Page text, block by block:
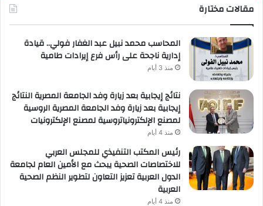
مقالات مختارة
المحاسب محمد نبيل عبد الغفار فولي.. قيادة
إدارية ناجحة على رأس فرع إيرادات طامية
منذ 3 أيام
نتائج إيجابية بعد زيارة وفد الجامعة المصرية النتائج
إيجابية بعد زيارة وفد الجامعة المصرية الروسية
لمصنع الإلكترونياتروسية لمصنع الإلكترونيات
منذ 4 أيام
رئيس المكتب التنفيذي للمجلس العربي
للاختصاصات الصحية يبحث مع الأمين العام لجامعة
الدول العربية تعزيز التعاون لتطوير النظم الصحية
العربية
منذ 4 أيام